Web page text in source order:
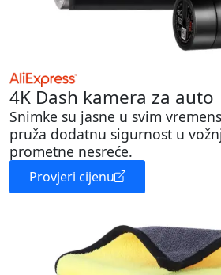
4K Dash kamera za auto
Snimke su jasne u svim
pruža dodatnu sigurnost u
prometne nesreće.
Provjeri cijenu